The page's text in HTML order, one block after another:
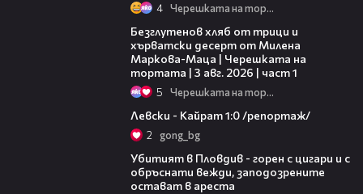
4 Черешката на тортата
Безглутенов хляб от трици и
хърватски десерт от Милена
Маркова-Маца | Черешката на
тортата | 3 авг. 2026 | част 1
5 Черешката на тортата
Левски - Кайрат 1:0 /репортаж/
2 gong_bg
Убитият в Пловдив - горен с цигари и с
обръснати вежди, заподозрените
остават в ареста